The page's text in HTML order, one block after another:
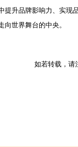
升品牌影响力、实
世界舞台的中央。
如若转载，请